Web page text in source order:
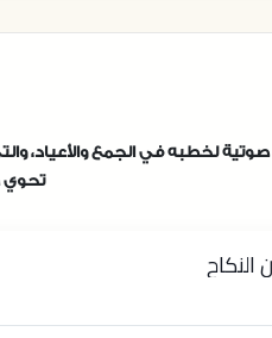
لخطبه في الجمع والأعياد،
تحوي